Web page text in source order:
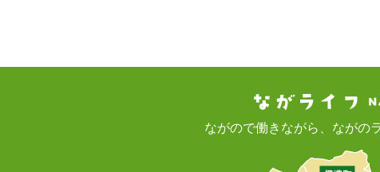
ながので働きながら、ながの